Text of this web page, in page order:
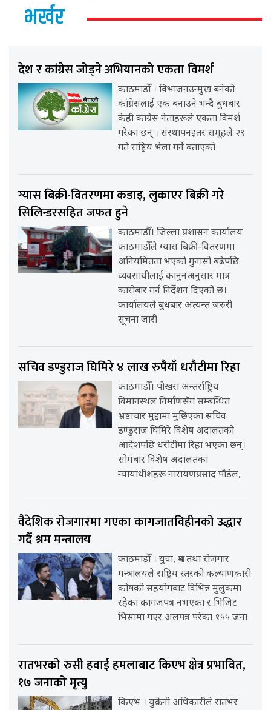
भर्खर
देश र कांग्रेस जोड्ने अभियानको एकता विमर्श
काठमाडौँ । विभाजनउन्मुख बनेको
कांग्रेसलाई एक बनाउने भन्दै बुधबार
केही कांग्रेस नेताहरूले एकता विमर्श
गरेका छन् । संस्थापनइतर समूहले २९
गते राष्ट्रिय भेला गर्ने बताएको
ग्यास बिक्री-वितरणमा कडाइ, लुकाएर बिक्री गरे
सिलिन्डरसहित जफत हुने
काठमाडौँ। जिल्ला प्रशासन कार्यालय
काठमाडौँले ग्यास बिक्री-वितरणमा
अनियमितता भएको गुनासो बढेपछि
व्यवसायीलाई कानुनअनुसार मात्र
कारोबार गर्न निर्देशन दिएको छ।
कार्यालयले बुधबार अत्यन्त जरुरी
सूचना जारी
सचिव डण्डुराज घिमिरे ४ लाख रुपैयाँ धरौटीमा रिहा
काठमाडौँ। पोखरा अन्तर्राष्ट्रिय
विमानस्थल निर्माणसँग सम्बन्धित
भ्रष्टाचार मुद्दामा मुछिएका सचिव
डण्डुराज घिमिरे विशेष अदालतको
आदेशपछि धरौटीमा रिहा भएका छन्।
सोमबार विशेष अदालतका
न्यायाधीशहरू नारायणप्रसाद पौडेल,
वैदेशिक रोजगारमा गएका कागजातविहीनको उद्धार
गर्दै श्रम मन्त्रालय
काठमाडौँ । युवा, श्रम तथा रोजगार
मन्त्रालयले राष्ट्रिय स्तरको कल्याणकारी
कोषको सहयोगबाट विभिन्न मुलुकमा
रहेका कागजपत्र नभएका र भिजिट
भिसामा गएर अलपत्र परेका १५५ जना
रातभरको रुसी हवाई हमलाबाट किएभ क्षेत्र प्रभावित,
१७ जनाको मृत्यु
किएभ । युक्रेनी अधिकारीले रातभर